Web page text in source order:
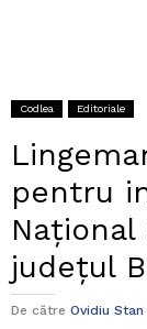
Codlea Editoriale
pentru
județul
De către Ovidiu Stan